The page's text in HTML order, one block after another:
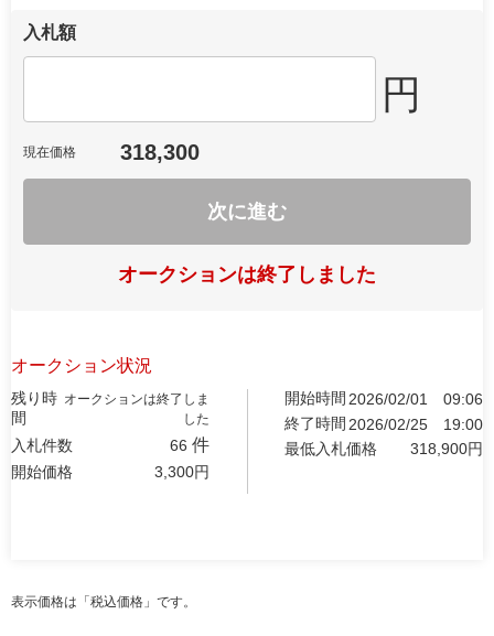
入札額
円
現在価格 318,300
次に進む
オークションは終了しました
オークション状況
残り時
間
オークションは終了しま
した
入札件数 66 件
開始価格 3,300円
開始時間 2026/02/01
09:06
終了時間 2026/02/25
19:00
最低入札価格
318,900円
表示価格は「税込価格」です。